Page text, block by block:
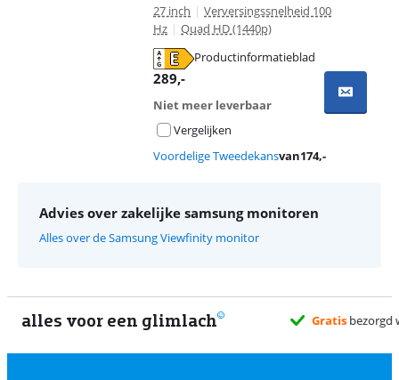
27 inch | Verversingssnelheid 100
Hz | Quad HD (1440p)
Productinformatieblad
289,-
Niet meer leverbaar
Vergelijken
Voordelige Tweedekansvan174,-
Advies over zakelijke samsung monitoren
Alles over de Samsung Viewfinity monitor
alles voor een glimlach